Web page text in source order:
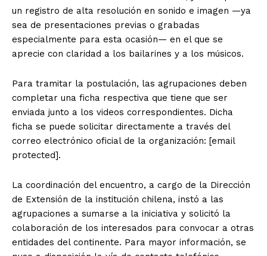
un registro de alta resolución en sonido e imagen —ya
sea de presentaciones previas o grabadas
especialmente para esta ocasión— en el que se
aprecie con claridad a los bailarines y a los músicos.
Para tramitar la postulación, las agrupaciones deben
completar una ficha respectiva que tiene que ser
enviada junto a los videos correspondientes. Dicha
ficha se puede solicitar directamente a través del
correo electrónico oficial de la organización: [email
protected].
La coordinación del encuentro, a cargo de la Dirección
de Extensión de la institución chilena, instó a las
agrupaciones a sumarse a la iniciativa y solicitó la
colaboración de los interesados para convocar a otras
entidades del continente. Para mayor información, se